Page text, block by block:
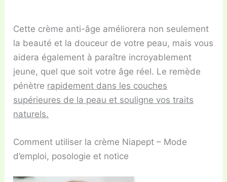
Cette crème anti-âge améliorera non seulement
la beauté et la douceur de votre peau, mais vous
aidera également à paraître incroyablement
jeune, quel que soit votre âge réel. Le remède
pénètre rapidement dans les couches
supérieures de la peau et souligne vos traits
naturels.
Comment utiliser la crème Niapept – Mode
d’emploi, posologie et notice